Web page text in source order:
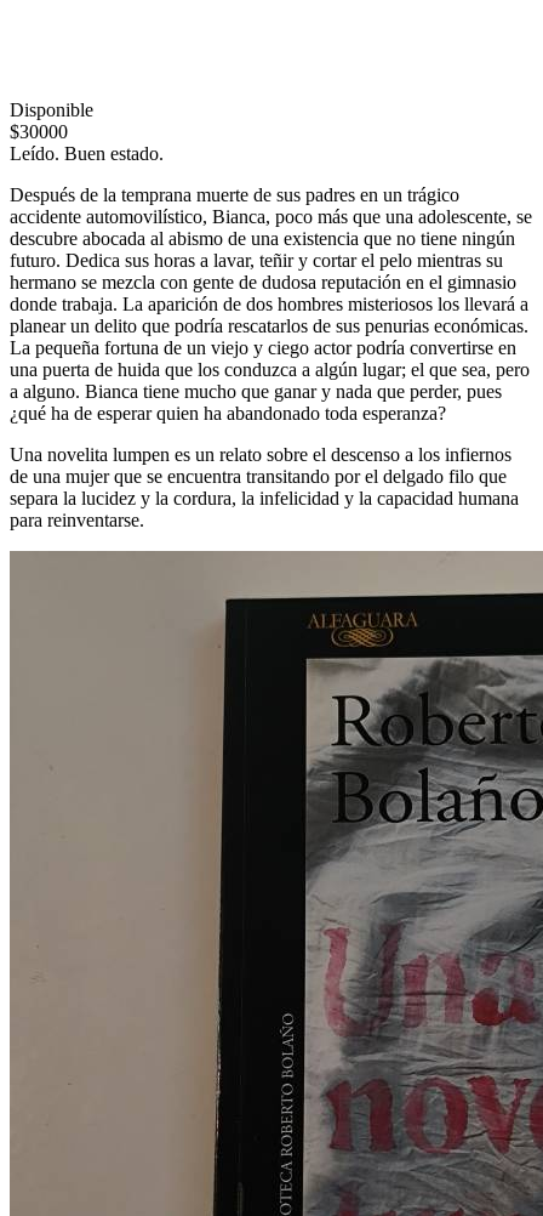
Disponible
$30000
Leído. Buen estado.
Después de la temprana muerte de sus padres en un trágico
accidente automovilístico, Bianca, poco más que una adolescente, se
descubre abocada al abismo de una existencia que no tiene ningún
futuro. Dedica sus horas a lavar, teñir y cortar el pelo mientras su
hermano se mezcla con gente de dudosa reputación en el gimnasio
donde trabaja. La aparición de dos hombres misteriosos los llevará a
planear un delito que podría rescatarlos de sus penurias económicas.
La pequeña fortuna de un viejo y ciego actor podría convertirse en
una puerta de huida que los conduzca a algún lugar; el que sea, pero
a alguno. Bianca tiene mucho que ganar y nada que perder, pues
¿qué ha de esperar quien ha abandonado toda esperanza?
Una novelita lumpen es un relato sobre el descenso a los infiernos
de una mujer que se encuentra transitando por el delgado filo que
separa la lucidez y la cordura, la infelicidad y la capacidad humana
para reinventarse.